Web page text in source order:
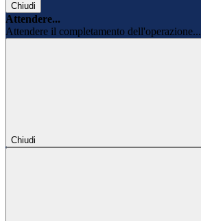
Chiudi
Attendere...
Attendere il completamento dell'operazione...
Chiudi